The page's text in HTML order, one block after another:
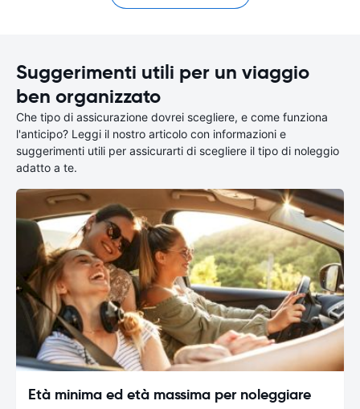
Suggerimenti utili per un viaggio
ben organizzato
Che tipo di assicurazione dovrei scegliere, e come funziona
l'anticipo? Leggi il nostro articolo con informazioni e
suggerimenti utili per assicurarti di scegliere il tipo di noleggio
adatto a te.
Età minima ed età massima per noleggiare